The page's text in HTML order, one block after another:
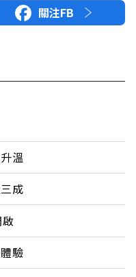
關注FB
溫
成
驗